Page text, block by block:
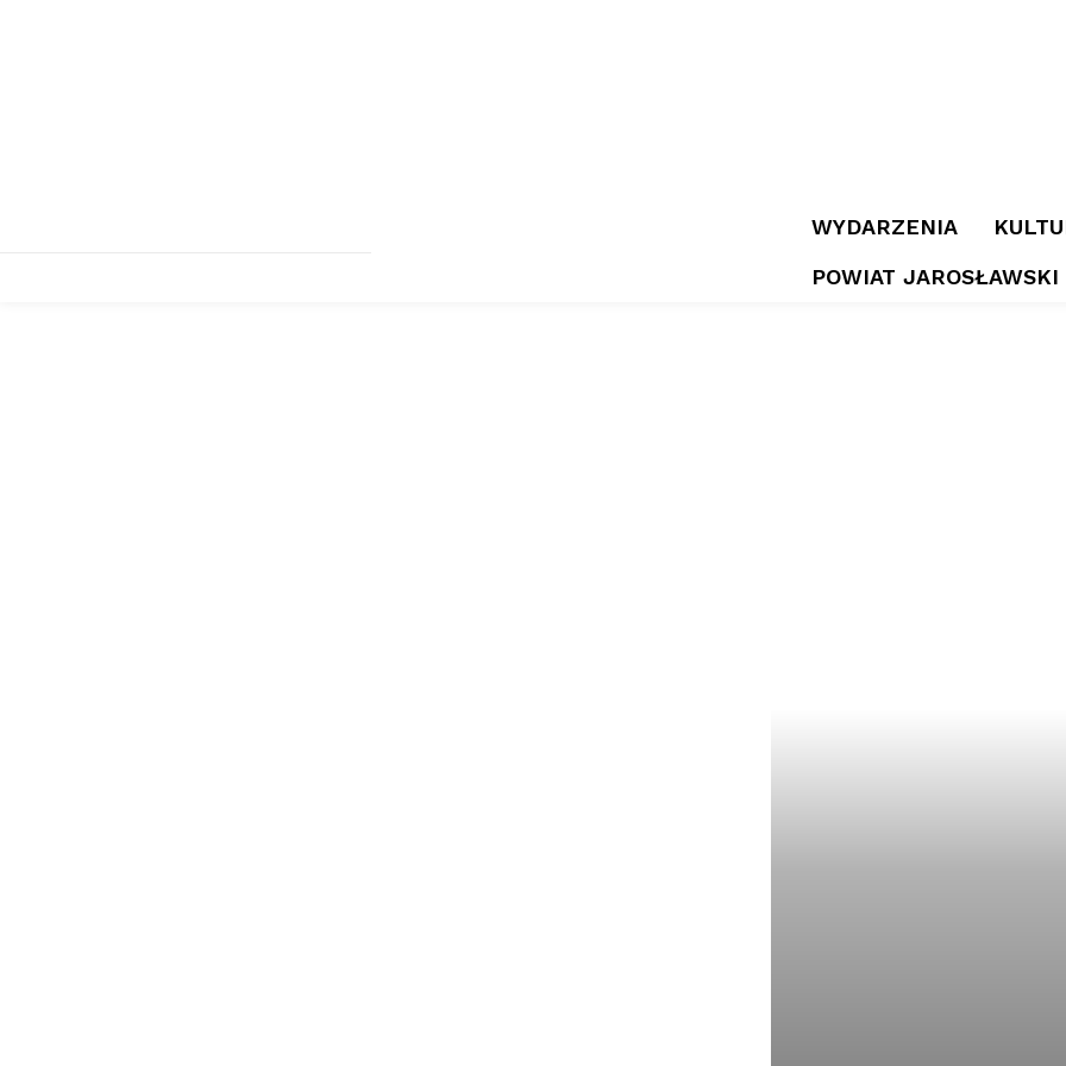
WYDARZENIA
POWIAT JAROSŁAWSKI